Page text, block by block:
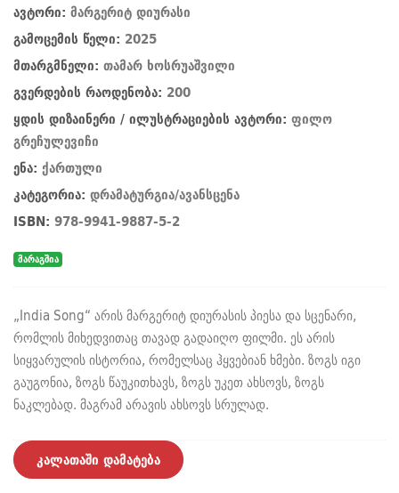
ავტორი: მარგერიტ დიურასი
გამოცემის წელი: 2025
მთარგმნელი: თამარ ხოსრუაშვილი
გვერდების რაოდენობა: 200
ყდის დიზაინერი / ილუსტრაციების ავტორი: ფილო
გრეჩულევიჩი
ენა: ქართული
კატეგორია: დრამატურგია/ავანსცენა
ISBN: 978-9941-9887-5-2
მარაგშია
„India Song“ არის მარგერიტ დიურასის პიესა და სცენარი,
რომლის მიხედვითაც თავად გადაიღო ფილმი. ეს არის
სიყვარულის ისტორია, რომელსაც ჰყვებიან ხმები. ზოგს იგი
გაუგონია, ზოგს წაუკითხავს, ზოგს უკეთ ახსოვს, ზოგს
ნაკლებად. მაგრამ არავის ახსოვს სრულად.
კალათაში დამატება